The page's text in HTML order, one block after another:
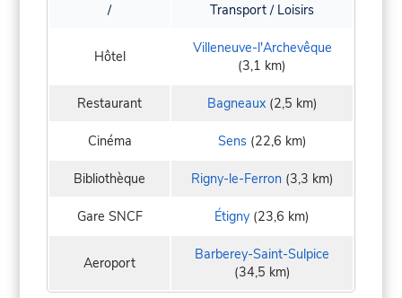
/ Transport / Loisirs
Hôtel
Villeneuve-l'Archevêque
(3,1 km)
Restaurant Bagneaux(2,5 km)
Cinéma Sens(22,6 km)
Bibliothèque Rigny-le-Ferron(3,3 km)
Gare SNCF Étigny (23,6 km)
Aeroport
Barberey-Saint-Sulpice
(34,5 km)